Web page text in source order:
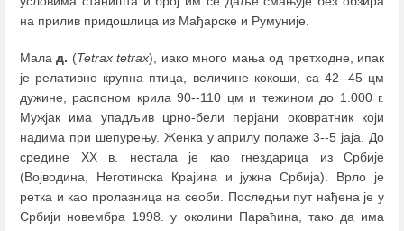
на прилив придошлица из Мађарске и Румуније.
Малад. (Tetrax tetrax), иако много мања од претходне, ипак
је релативно крупна птица, величине кокоши, са 42--45 цм
дужине, распоном крила 90--110 цм и тежином до 1.000 г.
Мужјак има упадљив црно-бели перјани оковратник који
надима при шепурењу. Женка у априлу полаже 3--5 јаја. До
средине ХХ в. нестала је као гнездарица из Србије
(Војводина, Неготинска Крајина и јужна Србија). Врло је
ретка и као пролазница на сеоби. Последњи пут нађена је у
Србији новембра 1998. у околини Параћина, тако да има